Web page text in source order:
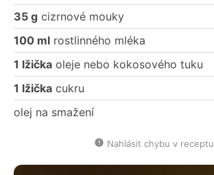
35 g cizrnové mouky
100 ml rostlinného mléka
1 lžička oleje nebo kokosového tuku
1 lžička cukru
olej na smažení
Nahlásit chybu v receptu